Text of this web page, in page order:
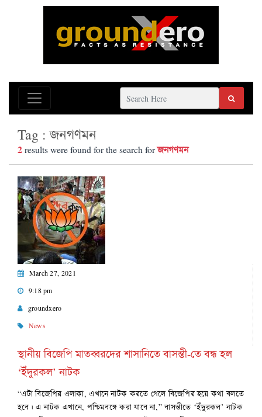
Tag : জনগণমন
2results were found for the search forজনগণমন
March 27, 2021
9:18 pm
groundxero
News
স্থানীয় বিজেপি মাতব্বরদের শাসানিতে বাসন্তী-তে বন্ধ হল
‘ইঁদুরকল’ নাটক
“এটা বিজেপির এলাকা, এখানে নাটক করতে গেলে বিজেপির হয়ে কথা বলতে
হবে। এ নাটক এখানে, পশ্চিমবঙ্গে করা যাবে না,” বাসন্তীতে ‘ইঁদুরকল’ নাটক